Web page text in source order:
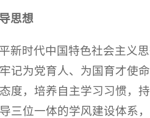
思想
新时代中国特色社会主义
记为党育人、为国育才使
度，培养自主学习习惯，
三位一体的学风建设体系